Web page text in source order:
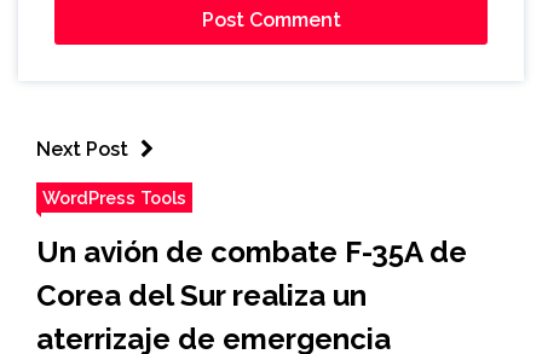
Next Post
WordPress Tools
Un avión de combate F-35A de
Corea del Sur realiza un
aterrizaje de emergencia